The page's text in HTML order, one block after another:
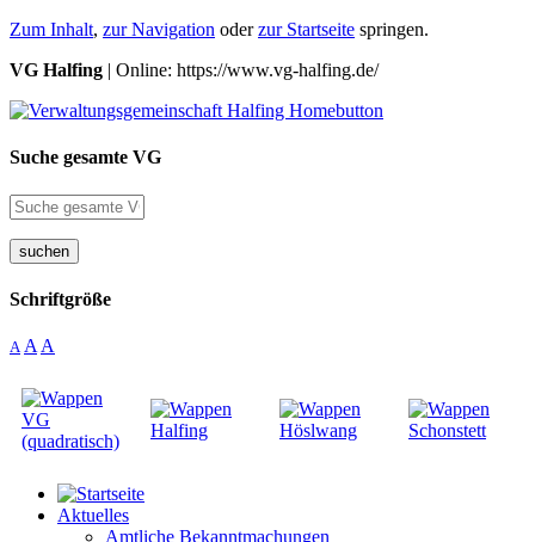
Zum Inhalt, zur Navigation oderzur Startseite springen.
VG Halfing | Online: https://www.vg-halfing.de/
Suche gesamte VG
suchen
Schriftgröße
A A A
Aktuelles
Amtliche Bekanntmachungen